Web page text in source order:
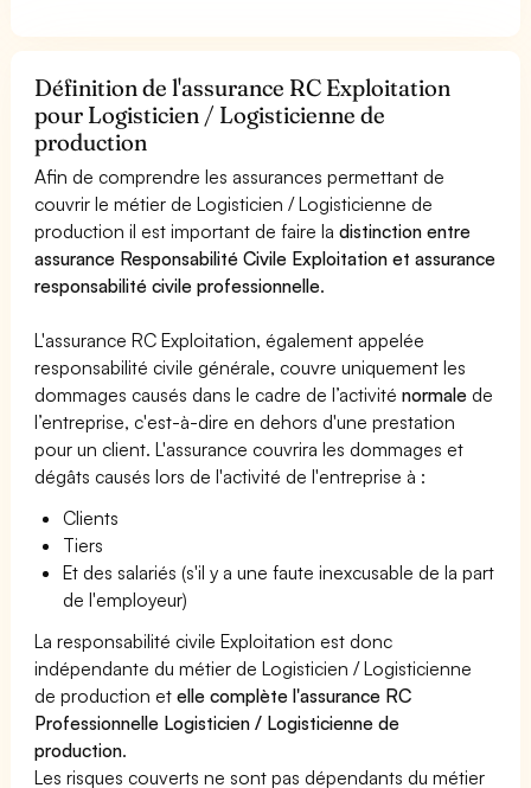
Définition de l'assurance RC Exploitation
pour Logisticien / Logisticienne de
production
Afin de comprendre les assurances permettant de
couvrir le métier de Logisticien / Logisticienne de
production il est important de faire ladistinction entre
assurance Responsabilité Civile Exploitation et assurance
responsabilité civile professionnelle.
L'assurance RC Exploitation, également appelée
responsabilité civile générale, couvre uniquement les
dommages causés dans le cadre de l’activiténormale de
l’entreprise, c'est-à-dire en dehors d'une prestation
pour un client. L'assurance couvrira les dommages et
dégâts causés lors de l'activité de l'entreprise à :
Clients
Tiers
Et des salariés (s'il y a une faute inexcusable de la part
de l'employeur)
La responsabilité civile Exploitation est donc
indépendante du métier de Logisticien / Logisticienne
de production etelle complète l'assurance RC
Professionnelle Logisticien / Logisticienne de
production.
Les risques couverts ne sont pas dépendants du métier